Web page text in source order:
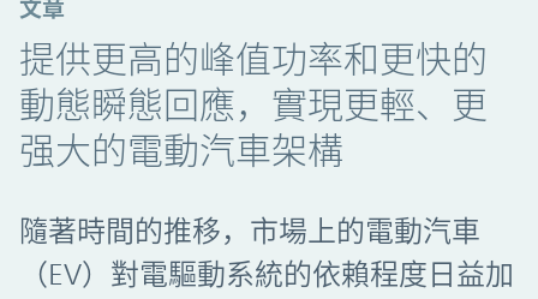
文章
提供更高的峰值功率和更快的
動態瞬態回應，實現更輕、更
强大的電動汽車架構
隨著時間的推移，市場上的電動汽車
（EV）對電驅動系統的依賴程度日益加